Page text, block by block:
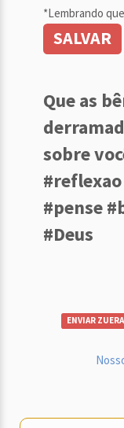
*Lembrando
SALVAR
Que as
sobre
#pense
#Deus
ENVIAR